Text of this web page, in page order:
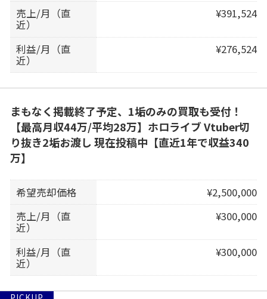
売上/月（直
近）
¥391,524
利益/月（直
近）
¥276,524
まもなく掲載終了予定、1垢のみの買取も受付！
【最高月収44万/平均28万】ホロライブ Vtuber切
り抜き2垢お渡し 現在投稿中【直近1年で収益340
万】
希望売却価格
¥2,500,000
売上/月（直
近）
¥300,000
利益/月（直
近）
¥300,000